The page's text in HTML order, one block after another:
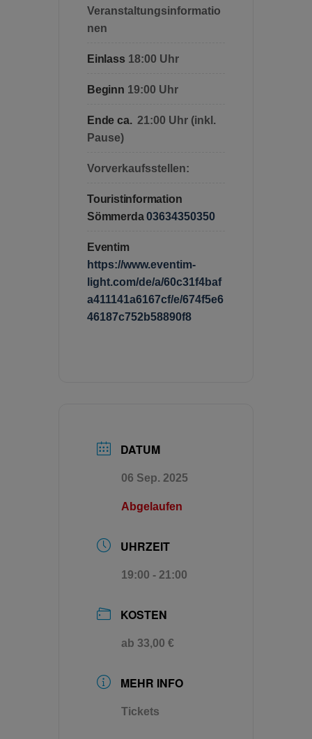
Veranstaltungsinformatio
nen
Einlass 18:00 Uhr
Beginn 19:00 Uhr
Ende ca. 21:00 Uhr (inkl.
Pause)
Vorverkaufsstellen:
Touristinformation
Sömmerda 03634350350
Eventim
https://www.eventim-
light.com/de/a/60c31f4baf
a411141a6167cf/e/674f5e6
46187c752b58890f8
DATUM
06 Sep. 2025
Abgelaufen
UHRZEIT
19:00 - 21:00
KOSTEN
ab 33,00 €
MEHR INFO
Tickets